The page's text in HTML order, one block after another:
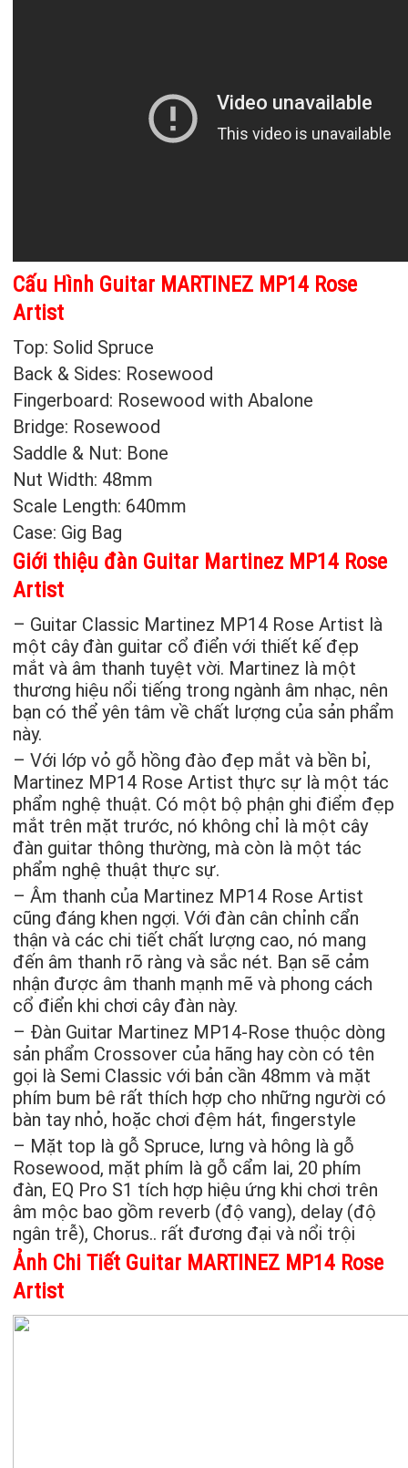
Cấu Hình Guitar MARTINEZ MP14 Rose
Artist
Top: Solid Spruce
Back & Sides: Rosewood
Fingerboard: Rosewood with Abalone
Bridge: Rosewood
Saddle & Nut: Bone
Nut Width: 48mm
Scale Length: 640mm
Case: Gig Bag
Giới thiệu đàn Guitar Martinez MP14 Rose
Artist
– Guitar Classic Martinez MP14 Rose Artist là
một cây đàn guitar cổ điển với thiết kế đẹp
mắt và âm thanh tuyệt vời. Martinez là một
thương hiệu nổi tiếng trong ngành âm nhạc, nên
bạn có thể yên tâm về chất lượng của sản phẩm
này.
– Với lớp vỏ gỗ hồng đào đẹp mắt và bền bỉ,
Martinez MP14 Rose Artist thực sự là một tác
phẩm nghệ thuật. Có một bộ phận ghi điểm đẹp
mắt trên mặt trước, nó không chỉ là một cây
đàn guitar thông thường, mà còn là một tác
phẩm nghệ thuật thực sự.
– Âm thanh của Martinez MP14 Rose Artist
cũng đáng khen ngợi. Với đàn cân chỉnh cẩn
thận và các chi tiết chất lượng cao, nó mang
đến âm thanh rõ ràng và sắc nét. Bạn sẽ cảm
nhận được âm thanh mạnh mẽ và phong cách
cổ điển khi chơi cây đàn này.
– Đàn Guitar Martinez MP14-Rose thuộc dòng
sản phẩm Crossover của hãng hay còn có tên
gọi là Semi Classic với bản cần 48mm và mặt
phím bum bê rất thích hợp cho những người có
bàn tay nhỏ, hoặc chơi đệm hát, fingerstyle
– Mặt top là gỗ Spruce, lưng và hông là gỗ
Rosewood, mặt phím là gỗ cẩm lai, 20 phím
đàn, EQ Pro S1 tích hợp hiệu ứng khi chơi trên
âm mộc bao gồm reverb (độ vang), delay (độ
ngân trễ), Chorus.. rất đương đại và nổi trội
Ảnh Chi Tiết Guitar MARTINEZ MP14 Rose
Artist